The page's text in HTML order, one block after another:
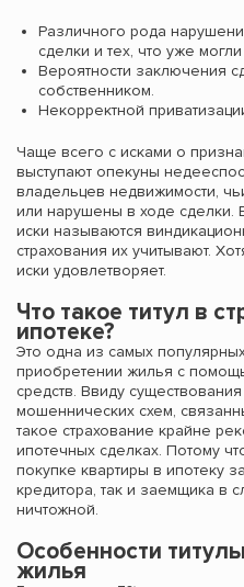
Различного рода
сделки и тех, что уже
Вероятности заключения
собственником.
Некорректной
Чаще всего с исками о
выступают опекуны
владельцев недвижимости,
или нарушены в ходе сделки.
иски называются
страхования их учитывают.
иски удовлетворяет.
Что такое титул в
ипотеке?
Это одна из самых
приобретении жилья с
средств. Ввиду
мошеннических схем,
такое страхование крайне
ипотечных сделках. Потому
покупке квартиры в ипотеку
кредитора, так и заемщика в
ничтожной.
Особенности
жилья